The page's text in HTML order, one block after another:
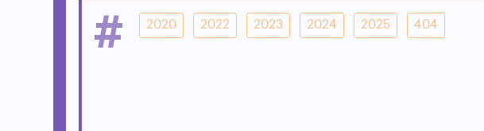
# 2020 2022 2023 2024 2025 404